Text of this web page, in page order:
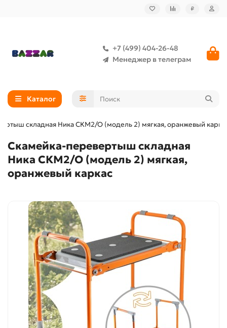
₽
+7 (499) 404-26-48
Менеджер в телеграм
Каталог
складная Ника СКМ2/О (модель 2) мягкая, оранжевый
Скамейка-перевертыш складная
Ника СКМ2/О (модель 2) мягкая,
оранжевый каркас